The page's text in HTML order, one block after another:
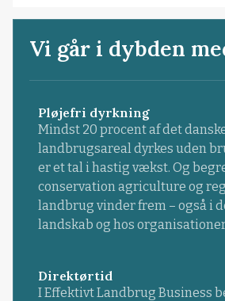
Vi går i dybden
Pløjefri dyrkning
Mindst 20 procent af det
landbrugsareal dyrkes uden
er et tal i hastig vækst. Og
conservation agriculture og
landbrug vinder frem – også i
landskab og hos
Direktørtid
I Effektivt Landbrug Business